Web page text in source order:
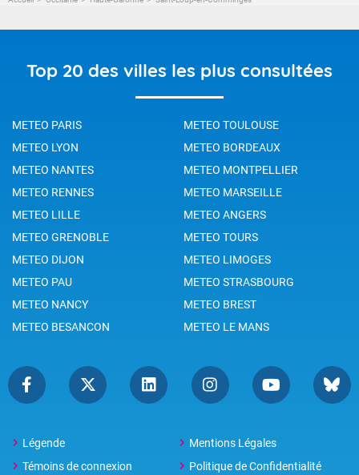
Top 20 des villes les plus consultées
METEO PARIS
METEO TOULOUSE
METEO LYON
METEO BORDEAUX
METEO NANTES
METEO MONTPELLIER
METEO RENNES
METEO MARSEILLE
METEO LILLE
METEO ANGERS
METEO GRENOBLE
METEO TOURS
METEO DIJON
METEO LIMOGES
METEO PAU
METEO STRASBOURG
METEO NANCY
METEO BREST
METEO BESANCON
METEO LE MANS
Légende
Mentions Légales
Témoins de connexion
Politique de Confidentialité